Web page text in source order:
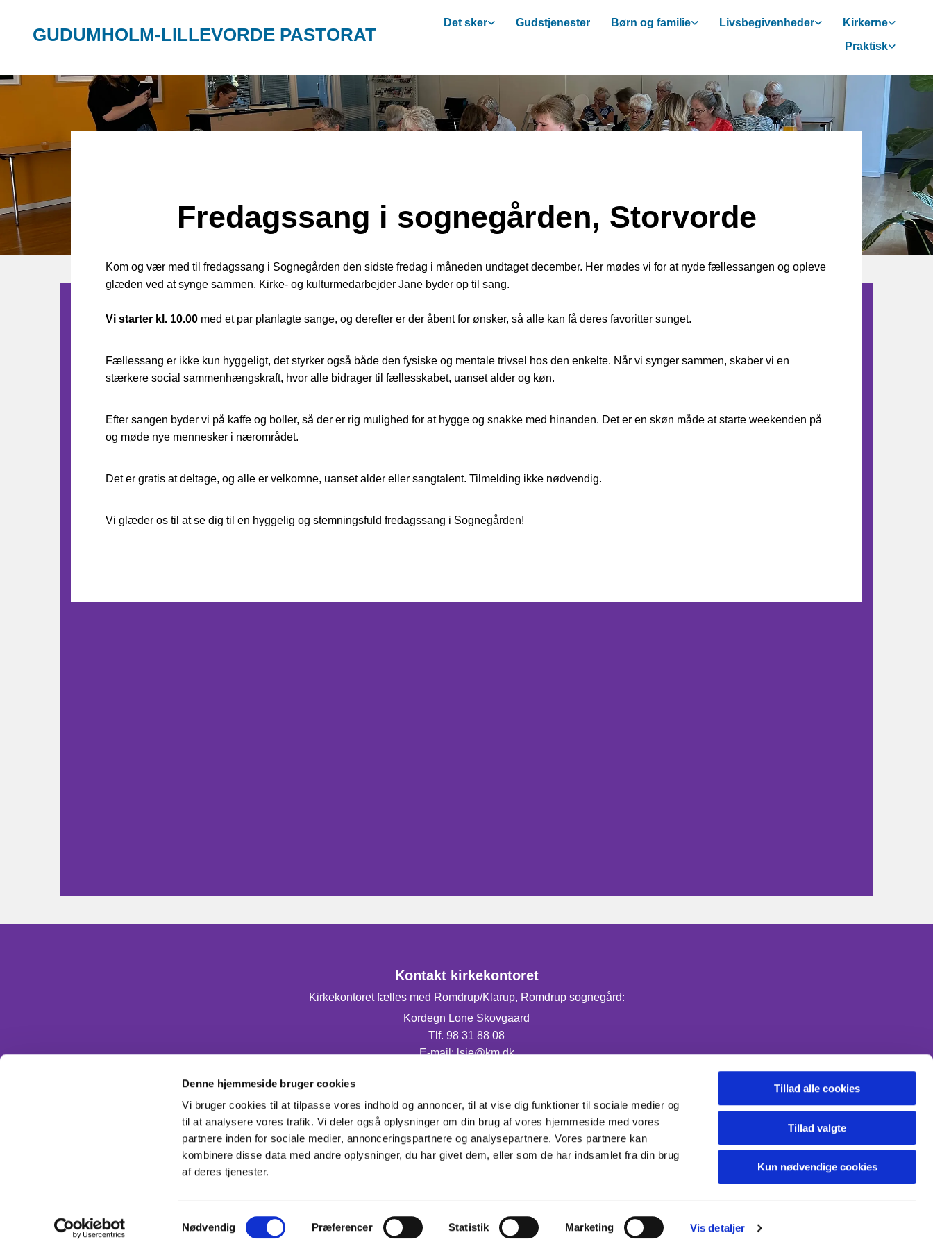
Denne hjemmeside bruger cookies
Vi bruger cookies til at tilpasse vores indhold og annoncer, til at vise dig funktioner til sociale medier og
til at analysere vores trafik. Vi deler også oplysninger om din brug af vores hjemmeside med vores
partnere inden for sociale medier, annonceringspartnere og analysepartnere. Vores partnere kan
kombinere disse data med andre oplysninger, du har givet dem, eller som de har indsamlet fra din brug
af deres tjenester.
Samtykkevalg
Nødvendig Præferencer Statistik Marketing Vis detaljer
Tillad alle cookies
Tillad valgte
Kun nødvendige cookies
GUDUMHOLM-LILLEVORDE PASTORAT
Det sker Gudstjenester Børn og familie Livsbegivenheder
Kirkerne
Praktisk
Fredagssang i sognegården, Storvorde
Kom og vær med til fredagssang i Sognegården den sidste fredag i måneden undtaget december. Her mødes vi for at nyde fællessangen og opleve
glæden ved at synge sammen. Kirke- og kulturmedarbejder Jane byder op til sang.
Vi starter kl. 10.00 med et par planlagte sange, og derefter er der åbent for ønsker, så alle kan få deres favoritter sunget.
Fællessang er ikke kun hyggeligt, det styrker også både den fysiske og mentale trivsel hos den enkelte. Når vi synger sammen, skaber vi en
stærkere social sammenhængskraft, hvor alle bidrager til fællesskabet, uanset alder og køn.
Efter sangen byder vi på kaffe og boller, så der er rig mulighed for at hygge og snakke med hinanden. Det er en skøn måde at starte weekenden på
og møde nye mennesker i nærområdet.
Det er gratis at deltage, og alle er velkomne, uanset alder eller sangtalent. Tilmelding ikke nødvendig.
Vi glæder os til at se dig til en hyggelig og stemningsfuld fredagssang i Sognegården!
Kontakt kirkekontoret
Kirkekontoret fælles med Romdrup/Klarup, Romdrup sognegård:
Kordegn Lone Skovgaard
Tlf. 98 31 88 08
E-mail: lsje@km.dk